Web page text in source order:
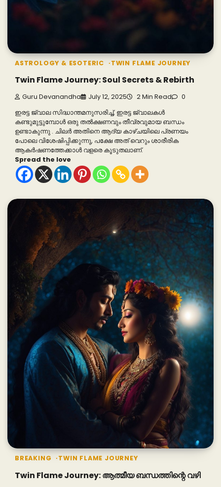
ASTROLOGY & ESOTERIC TWIN FLAME JOURNEY
Twin Flame Journey: Soul Secrets & Rebirth
Guru Devanandha July 12, 2025 2 Min Read 0
ഇരട്ട ജ്വാല സിദ്ധാന്തമനുസരിച്ച്, ഇരട്ട ജ്വാലകൾ
കണ്ടുമുട്ടുമ്പോൾ ഒരു തൽക്ഷണവും തീവ്രവുമായ ബന്ധം
ഉണ്ടാകുന്നു . ചിലർ അതിനെ ആദ്യ കാഴ്ചയിലെ പ്രണയം
പോലെ വിശേഷിപ്പിക്കുന്നു, പക്ഷേ അത് വെറും ശാരീരിക
ആകർഷണത്തേക്കാൾ വളരെ കൂടുതലാണ്.
Spread the love
BREAKING TWIN FLAME JOURNEY
Twin Flame Journey: ആത്മീയ ബന്ധത്തിന്റെ വഴി